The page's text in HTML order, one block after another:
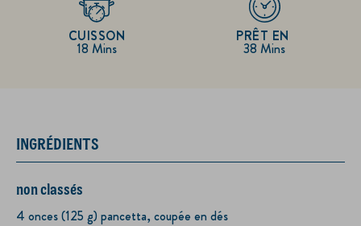
18 Mins
CUISSON
38 Mins
PRÊT EN
INGRÉDIENTS
non classés
4 onces (125 g) pancetta, coupée en dés